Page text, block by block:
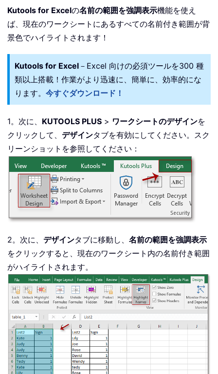
Kutools for Excelの名前の範囲を強調表示機能を使え
ば、現在のワークシートにあるすべての名前付き範囲が背
景色でハイライトされます！
Kutools for Excel －Excel 向けの必須ツールを300 種
類以上搭載！作業がより迅速に、簡単に、効率的にな
ります。 今すぐダウンロード！
1。次に、 KUTOOLS PLUS > ワークシートのデザインを
クリックして、 デザインタブを有効にしてください。スク
リーンショットを参照してください：
2。次に、 デザインタブに移動し、 名前の範囲を強調表示
をクリックすると、現在のワークシート内の名前付き範囲
がハイライトされます。